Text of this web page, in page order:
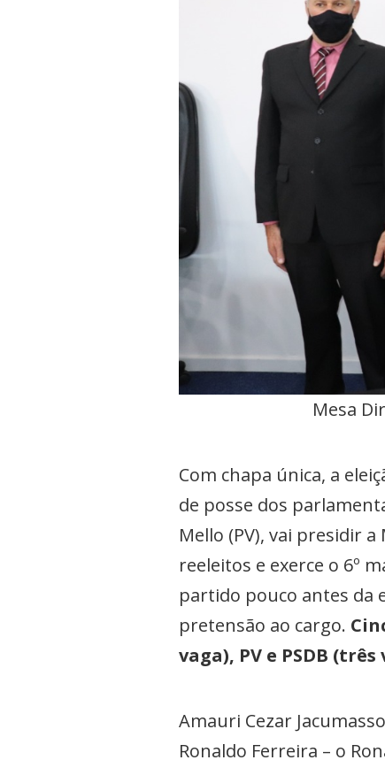
Mesa
Com chapa única, a
de posse dos
Mello (PV), vai presidir
reeleitos e exerce o 6º
partido pouco antes da
pretensão ao cargo.
vaga), PV e PSDB (três
Amauri Cezar
Ronaldo Ferreira – o